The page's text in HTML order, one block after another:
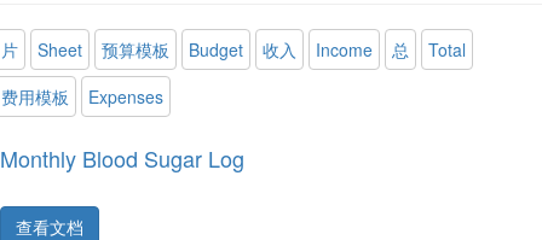
片 Sheet 预算模板 Budget 收入 Income 总
Total
费用模板
Expenses
Monthly Blood Sugar Log
查看文档